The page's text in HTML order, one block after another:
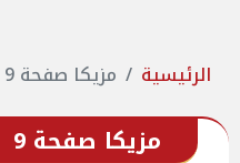
الرئيسية مزيكا صفحة 9
مزيكا صفحة 9